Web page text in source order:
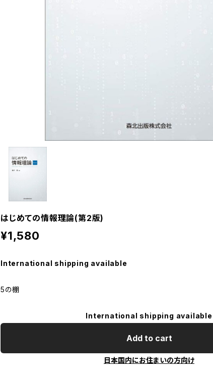
はじめての情報理論(第2版)
¥1,580
International shipping available
5の棚
International shipping available
Add to cart
日本国内にお住まいの方向け